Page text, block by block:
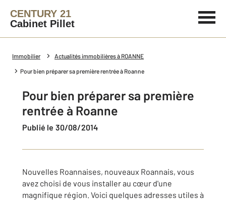
CENTURY 21
Cabinet Pillet
Immobilier Actualités immobilières à ROANNE
Pour bien préparer sa première rentrée à Roanne
Pour bien préparer sa première
rentrée à Roanne
Publié le 30/08/2014
Nouvelles Roannaises, nouveaux Roannais, vous
avez choisi de vous installer au cœur d'une
magnifique région. Voici quelques adresses utiles à